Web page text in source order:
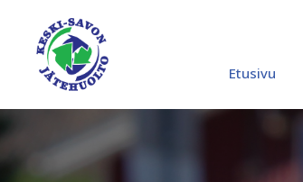
sisältöön
Etusivu